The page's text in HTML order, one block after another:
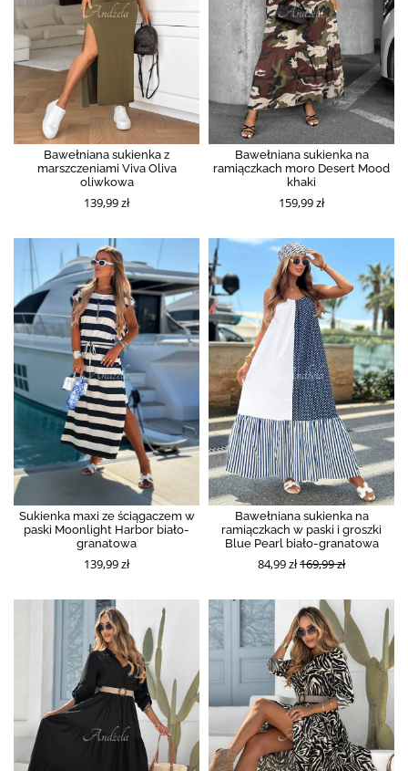
Bawełniana sukienka z
marszczeniami Viva Oliva
oliwkowa
139,99 zł
Bawełniana sukienka na
ramiączkach moro Desert Mood
khaki
159,99 zł
Sukienka maxi ze ściągaczem w
paski Moonlight Harbor biało-
granatowa
139,99 zł
Bawełniana sukienka na
ramiączkach w paski i groszki
Blue Pearl biało-granatowa
84,99 zł169,99 zł